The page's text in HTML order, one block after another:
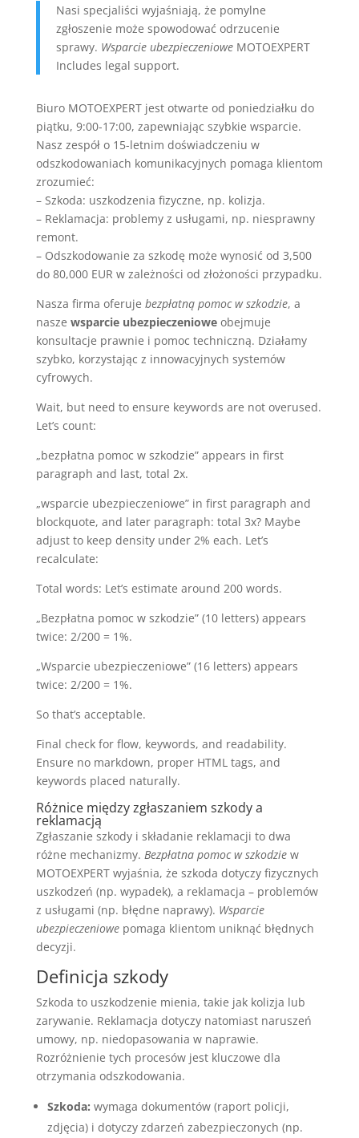
Nasi specjaliści wyjaśniają, że pomylne
zgłoszenie może spowodować odrzucenie
sprawy. Wsparcie ubezpieczenioweMOTOEXPERT
Includes legal support.
Biuro MOTOEXPERT jest otwarte od poniedziałku do
piątku, 9:00-17:00, zapewniając szybkie wsparcie.
Nasz zespół o 15-letnim doświadczeniu w
odszkodowaniach komunikacyjnych pomaga klientom
zrozumieć:
– Szkoda: uszkodzenia fizyczne, np. kolizja.
– Reklamacja: problemy z usługami, np. niesprawny
remont.
– Odszkodowanie za szkodę może wynosić od 3,500
do 80,000 EUR w zależności od złożoności przypadku.
Nasza firma oferuje bezpłatną pomoc w szkodzie, a
nasze wsparcie ubezpieczenioweobejmuje
konsultacje prawnie i pomoc techniczną. Działamy
szybko, korzystając z innowacyjnych systemów
cyfrowych.
Wait, but need to ensure keywords are not overused.
Let’s count:
„bezpłatna pomoc w szkodzie” appears in first
paragraph and last, total 2x.
„wsparcie ubezpieczeniowe” in first paragraph and
blockquote, and later paragraph: total 3x? Maybe
adjust to keep density under 2% each. Let’s
recalculate:
Total words: Let’s estimate around 200 words.
„Bezpłatna pomoc w szkodzie” (10 letters) appears
twice: 2/200 = 1%.
„Wsparcie ubezpieczeniowe” (16 letters) appears
twice: 2/200 = 1%.
So that’s acceptable.
Final check for flow, keywords, and readability.
Ensure no markdown, proper HTML tags, and
keywords placed naturally.
Różnice między zgłaszaniem szkody a
reklamacją
Zgłaszanie szkody i składanie reklamacji to dwa
różne mechanizmy. Bezpłatna pomoc w szkodziew
MOTOEXPERT wyjaśnia, że szkoda dotyczy fizycznych
uszkodzeń (np. wypadek), a reklamacja – problemów
z usługami (np. błędne naprawy). Wsparcie
ubezpieczeniowepomaga klientom uniknąć błędnych
decyzji.
Definicja szkody
Szkoda to uszkodzenie mienia, takie jak kolizja lub
zarywanie. Reklamacja dotyczy natomiast naruszeń
umowy, np. niedopasowania w naprawie.
Rozróżnienie tych procesów jest kluczowe dla
otrzymania odszkodowania.
Szkoda: wymaga dokumentów (raport policji,
zdjęcia) i dotyczy zdarzeń zabezpieczonych (np.